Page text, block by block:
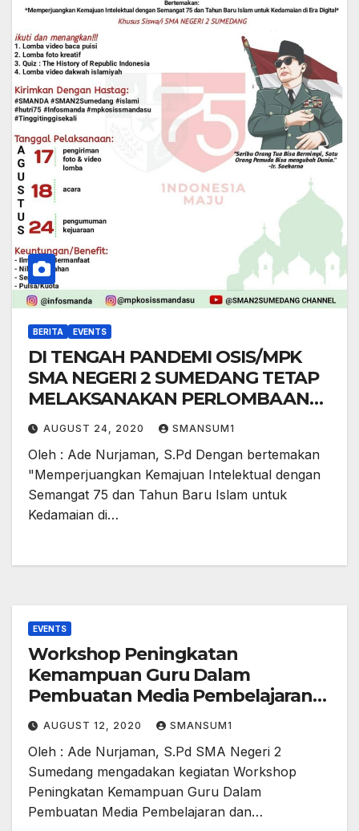
BERITA EVENTS
DI TENGAH PANDEMI OSIS/MPK
SMA NEGERI 2 SUMEDANG TETAP
MELAKSANAKAN PERLOMBAAN
SECARA ONLINE DALAM RANGKA
MEMPERINGATI HARI
KEMERDEKAAN REPUBLIK
INDONESIA
AUGUST 24, 2020 SMANSUM1
Oleh : Ade Nurjaman, S.Pd Dengan bertemakan
"Memperjuangkan Kemajuan Intelektual dengan
Semangat 75 dan Tahun Baru Islam untuk
Kedamaian di…
EVENTS
Workshop Peningkatan
Kemampuan Guru Dalam
Pembuatan Media Pembelajaran
dan Sosialisasi Pengelolaan Nilai
Berbasis E-Raport
AUGUST 12, 2020 SMANSUM1
Oleh : Ade Nurjaman, S.Pd SMA Negeri 2
Sumedang mengadakan kegiatan Workshop
Peningkatan Kemampuan Guru Dalam
Pembuatan Media Pembelajaran dan…